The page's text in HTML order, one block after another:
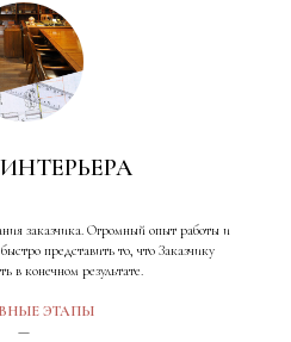
заказчика. Огромный опыт работы и
представить то, что Заказчику
в конечном результате.
ЭТАПЫ
—